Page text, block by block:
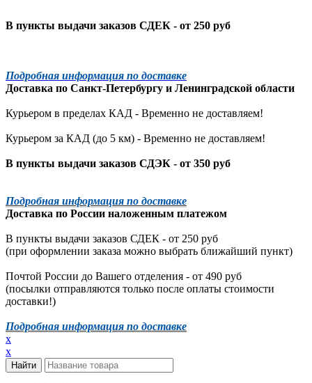
В пункты выдачи заказов СДЕК - от 250 руб
Подробная информация по доставке
Доставка по Санкт-Петербургу и Ленинградской области
Курьером в пределах КАД - Временно не доставляем!
Курьером за КАД (до 5 км) - Временно не доставляем!
В пункты выдачи заказов СДЭК - от 350 руб
Подробная информация по доставке
Доставка по России наложенным платежом
В пункты выдачи заказов СДЕК - от 250 руб
(при оформлении заказа можно выбрать ближайший пункт)
Почтой России до Вашего отделения - от 490 руб
(посылки отправляются только после оплаты стоимости
доставки!)
Подробная информация по доставке
x
x